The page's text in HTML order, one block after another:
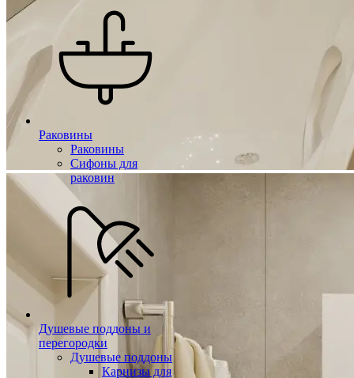
Раковины
Раковины
Сифоны для
раковин
Душевые поддоны и
перегородки
Душевые поддоны
Карнизы для